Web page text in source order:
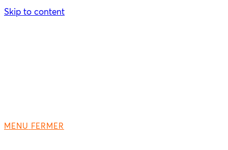
Skip to content
MENU FERMER